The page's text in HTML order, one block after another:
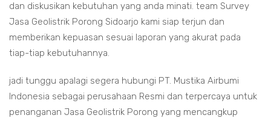
dan diskusikan kebutuhan yang anda minati. team Survey
Jasa Geolistrik Porong Sidoarjo kami siap terjun dan
memberikan kepuasan sesuai laporan yang akurat pada
tiap-tiap kebutuhannya.
jadi tunggu apalagi segera hubungi PT. Mustika Airbumi
Indonesia sebagai perusahaan Resmi dan terpercaya untuk
penanganan Jasa Geolistrik Porong yang mencangkup